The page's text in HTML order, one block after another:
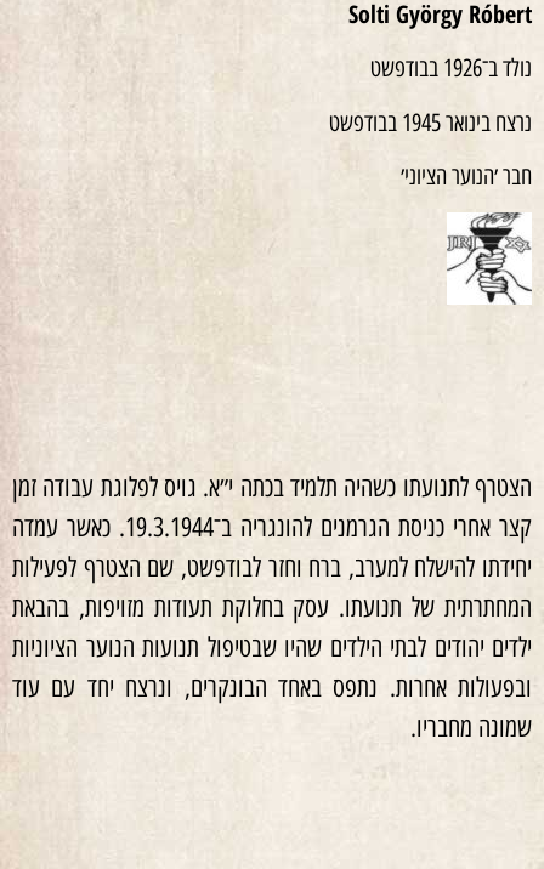
Solti György Róbert
נולד ב־1926 בבודפשט
נרצח בינואר 1945 בבודפשט
חבר ׳הנוער הציוני׳
הצטרף לתנועתו כשהיה תלמיד בכתה י״א. גויס לפלוגת עבודה זמן
קצר אחרי כניסת הגרמנים להונגריה ב־19.3.1944. כאשר עמדה
יחידתו להישלח למערב, ברח וחזר לבודפשט, שם הצטרף לפעילות
המחתרתית של תנועתו. עסק בחלוקת תעודות מזויפות, בהבאת
ילדים יהודים לבתי הילדים שהיו שבטיפול תנועות הנוער הציוניות
ובפעולות אחרות. נתפס באחד הבונקרים, ונרצח יחד עם עוד
שמונה מחבריו.